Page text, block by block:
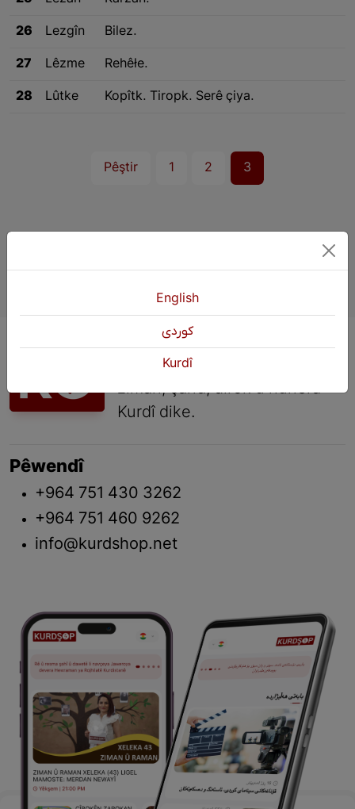
26 Lezgîn Bilez.
27 Lêzme Rehêłe.
28 Lûtke Kopîtk. Tiropk. Serê çiya.
Pêştir 1 2 3
KURDŞOP saziyeke çandî ya
civaka sivîl e ku xizmeta
ziman, çand, dîrok û hunera
Kurdî dike.
Pêwendî
+964 751 430 3262
+964 751 460 9262
info@kurdshop.net
English
كوردی
Kurdî